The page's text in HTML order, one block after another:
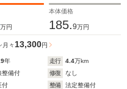
ー有
万円
本体価格
185.9万円
月々 13,300円
年 走行 4.4万km
整備付 修復
なし
付 整備
法定整備付